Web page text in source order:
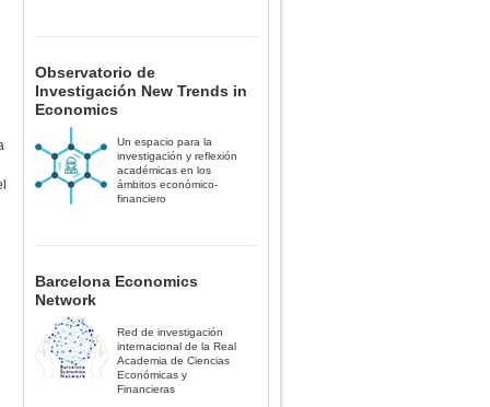
Observatorio de
Investigación New Trends in
Economics
Un espacio para la
investigación y reflexión
académicas en los
ámbitos económico-
financiero
Barcelona Economics
Network
Red de investigación
internacional de la Real
Academia de Ciencias
Económicas y
Financieras